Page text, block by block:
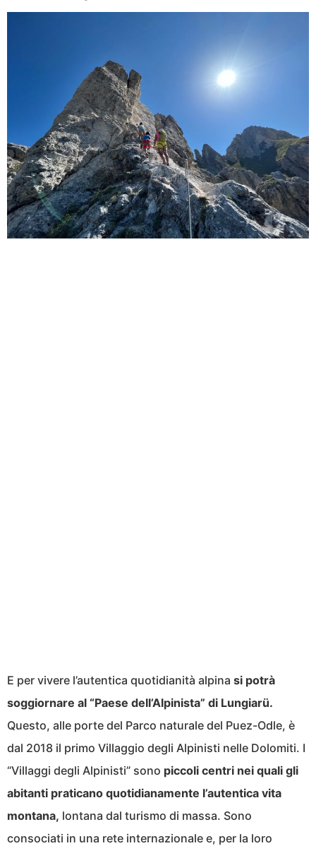
E per vivere l’autentica quotidianità alpina si potrà
soggiornare al “Paese dell’Alpinista” di Lungiarü.
Questo, alle porte del Parco naturale del Puez-Odle, è
dal 2018 il primo Villaggio degli Alpinisti nelle Dolomiti. I
“Villaggi degli Alpinisti” sono piccoli centri nei quali gli
abitanti praticano quotidianamente l’autentica vita
montana, lontana dal turismo di massa. Sono
consociati in una rete internazionale e, per la loro